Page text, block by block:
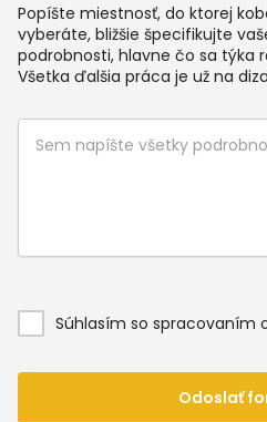
Popíšte miestnosť, do ktorej
vyberáte, bližšie špecifikujte
podrobnosti, hlavne čo sa týka
Všetka ďalšia práca je už na
Súhlasím so spracovaním
Odoslať